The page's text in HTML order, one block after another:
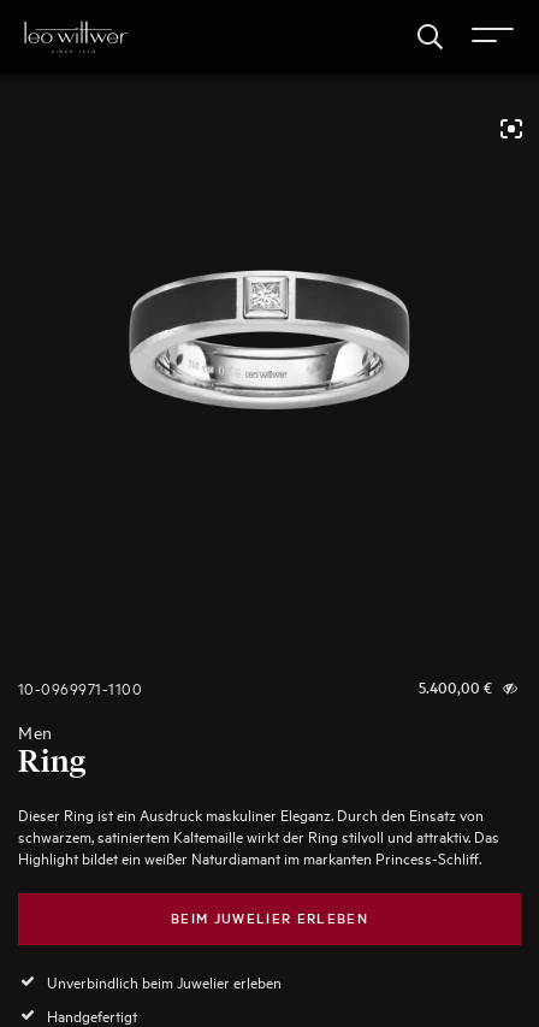
10-0969971-1100 5.400,00 €
Men
Ring
Dieser Ring ist ein Ausdruck maskuliner Eleganz. Durch den Einsatz von
schwarzem, satiniertem Kaltemaille wirkt der Ring stilvoll und attraktiv. Das
Highlight bildet ein weißer Naturdiamant im markanten Princess-Schliff.
BEIM JUWELIER ERLEBEN
Unverbindlich beim Juwelier erleben
Handgefertigt